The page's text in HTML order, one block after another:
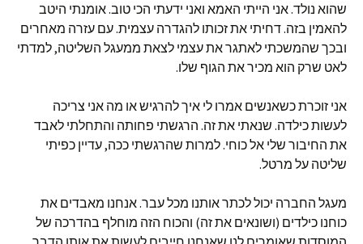
שהוא נולד. אני הייתי האמא ואני ידעתי הכי טוב. אומנתי היטב
להאמין בזה. דחיתי את זכותו להגדרה עצמית. עם עזרה מאחרים
ובכך שהמשכתי לאתגר את עצמי לצאת ממעגל השליטה, למדתי
לאט שרק הוא מכיר את הגוף שלו.
אני זוכרת כשאנשים אמרו לי איך להרגיש או מה אני צריכה
לעשות כילדה. שנאתי את זה. הרגשתי פחותה והתחלתי לאבד
את החיבור שלי אל כוחי. למרות שהרגשתי ככה, עדיין כפיתי
שליטה על מרטל.
מעגל החברה יכול לכתר אותנו מכל עבר. אנחנו מאבדים את
כוחנו כילדים (ושונאים את זה) והכוח הזה מוחלף בהדרכה של